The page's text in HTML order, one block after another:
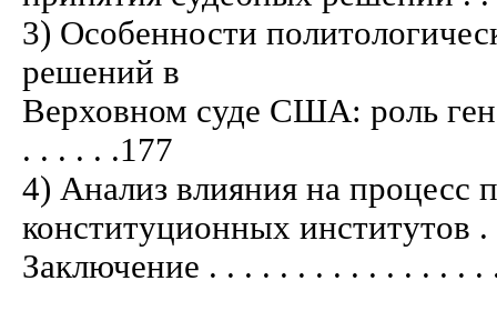
3) Особенности
решений в
Верховном суде США: роль
. . . . . .177
4) Анализ влияния на процесс
конституционных институтов
Заключение . . . . . . . . . . . . . . .